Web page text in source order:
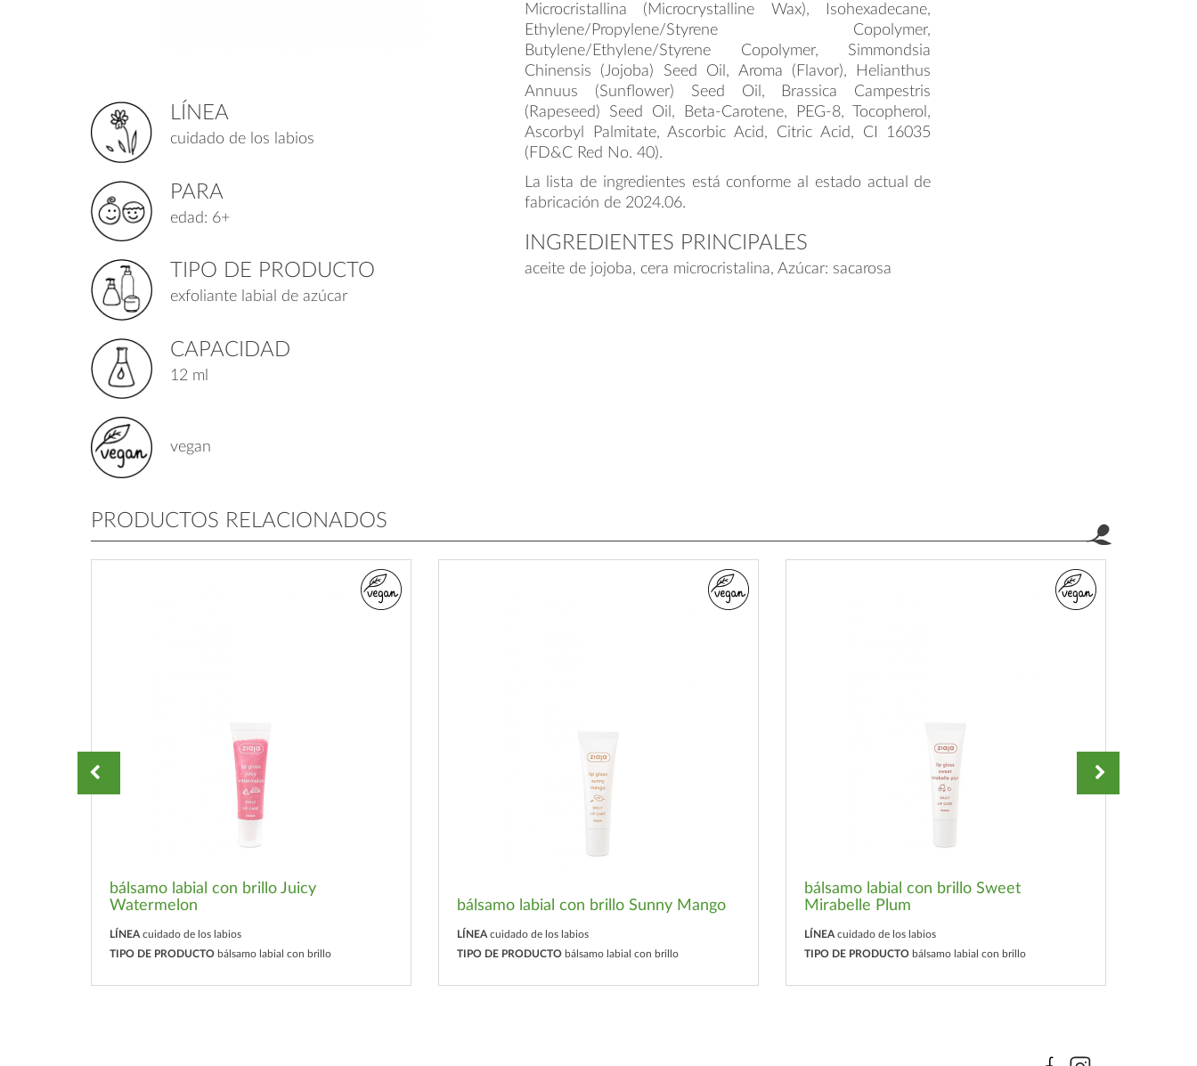
LÍNEA
cuidado de los labios
PARA
edad: 6+
TIPO DE PRODUCTO
exfoliante labial de azúcar
CAPACIDAD
12 ml
vegan
Microcristallina (Microcrystalline Wax), Isohexadecane,
Ethylene/Propylene/Styrene Copolymer,
Butylene/Ethylene/Styrene Copolymer, Simmondsia
Chinensis (Jojoba) Seed Oil, Aroma (Flavor), Helianthus
Annuus (Sunflower) Seed Oil, Brassica Campestris
(Rapeseed) Seed Oil, Beta-Carotene, PEG-8, Tocopherol,
Ascorbyl Palmitate, Ascorbic Acid, Citric Acid, CI 16035
(FD&C Red No. 40).
La lista de ingredientes está conforme al estado actual de
fabricación de 2024.06.
INGREDIENTES PRINCIPALES
aceite de jojoba, cera microcristalina, Azúcar: sacarosa
PRODUCTOS RELACIONADOS
bálsamo labial con brillo Juicy
Watermelon
LÍNEA cuidado de los labios
TIPO DE PRODUCTO bálsamo labial con brillo
bálsamo labial con brillo Sunny Mango
LÍNEA cuidado de los labios
TIPO DE PRODUCTO bálsamo labial con brillo
bálsamo labial con brillo Sweet
Mirabelle Plum
LÍNEA cuidado de los labios
TIPO DE PRODUCTO bálsamo labial con brillo